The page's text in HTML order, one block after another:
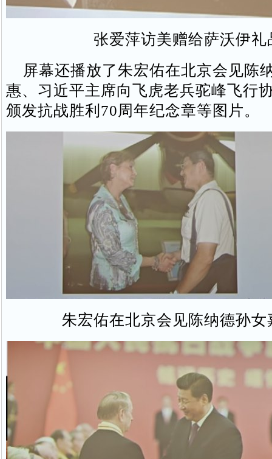
张爱萍访美赠给萨沃伊礼
屏幕还播放了朱宏佑在北京会见陈
惠、习近平主席向飞虎老兵驼峰飞行
颁发抗战胜利70周年纪念章等图片。
朱宏佑在北京会见陈纳德孙女